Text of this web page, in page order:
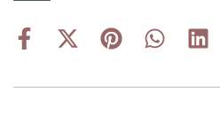
Share
Share
(Twitter)
Share Share